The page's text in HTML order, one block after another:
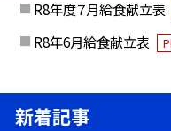
R8年度７月給食献立表
R8年6月給食献立表
新着記事